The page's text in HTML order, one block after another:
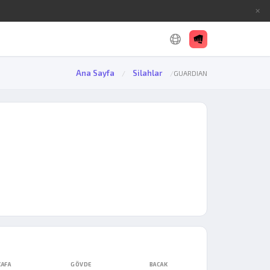
✕
Ana Sayfa / Silahlar /GUARDIAN
GÖVDE BACAK